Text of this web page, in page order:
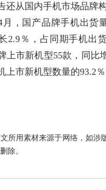
从国内手机市场品牌构
，国产品牌手机出货量
2.9％，占同期手机出
上市新机型55款，同比
上市新机型数量的93.2％
所用素材来源于网络，如涉
除。